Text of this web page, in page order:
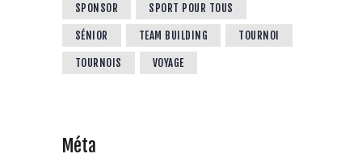
SPONSOR SPORT POUR TOUS
SÉNIOR TEAM BUILDING TOURNOI
TOURNOIS VOYAGE
Méta